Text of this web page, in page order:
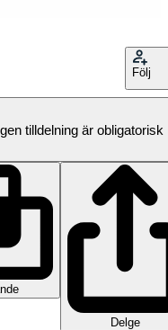
Följ
tilldelning är obligatorisk
Delge